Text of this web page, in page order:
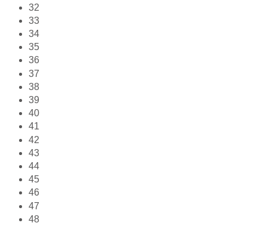
32
33
34
35
36
37
38
39
40
41
42
43
44
45
46
47
48